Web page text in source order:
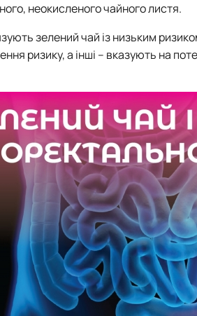
неокисленого чайного листя.
зелений чай із низьким
ризику, а інші – вказують на